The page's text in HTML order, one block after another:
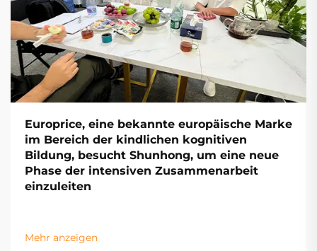
Europrice, eine bekannte europäische Marke
im Bereich der kindlichen kognitiven
Bildung, besucht Shunhong, um eine neue
Phase der intensiven Zusammenarbeit
einzuleiten
Mehr anzeigen